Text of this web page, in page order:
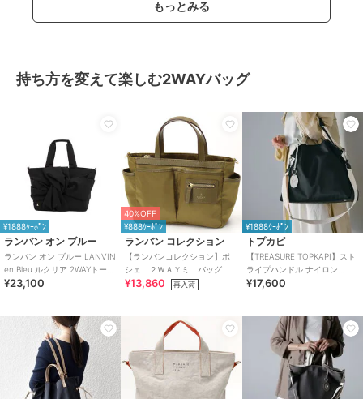
もっとみる
持ち方を変えて楽しむ2WAYバッグ
¥1888ｸｰﾎﾟﾝ
ランバン オン ブルー
ランバン オン ブルー LANVIN
en Bleu ルクリア 2WAYトート
バッグ
¥23,100
40%OFF
¥888ｸｰﾎﾟﾝ
ランバン コレクション
【ランバンコレクション】ポ
シェ ２ＷＡＹミニバッグ
¥13,860 再入荷
¥1888ｸｰﾎﾟﾝ
トプカピ
【TREASURE TOPKAPI】スト
ライプハンドル ナイロン
2way トートバッグ A4対応
¥17,600